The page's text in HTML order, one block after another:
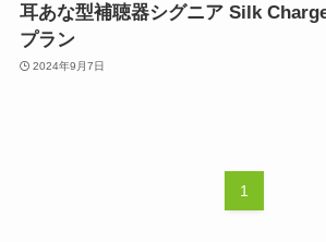
耳あな型補聴器シグニア Silk
プラン
2024年9月7日
1